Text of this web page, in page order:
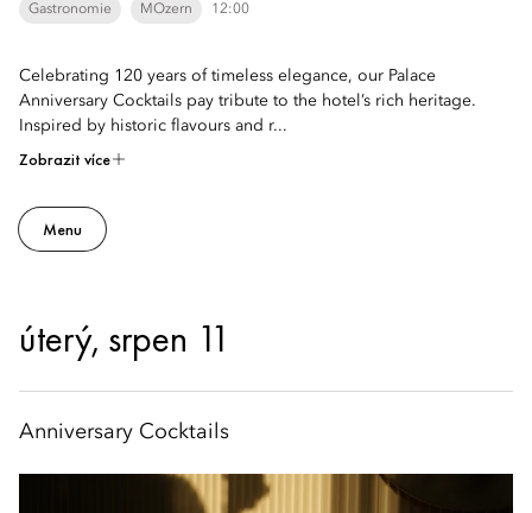
Gastronomie MOzern 12:00
Celebrating 120 years of timeless elegance, our Palace
Anniversary Cocktails pay tribute to the hotel’s rich heritage.
Inspired by historic flavours and r...
Zobrazit více
Menu
úterý, srpen 11
Anniversary Cocktails